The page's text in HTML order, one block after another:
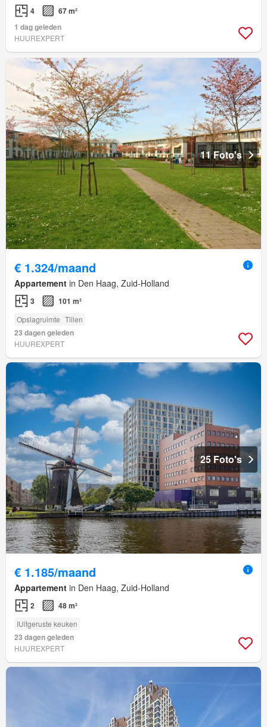
4
67 m²
1 dag geleden
HUUREXPERT
11 Foto's
€ 1.324/maand
Appartement in Den Haag, Zuid-Holland
3 101 m²
Opslagruimte Tillen
23 dagen geleden
HUUREXPERT
25 Foto's
€ 1.185/maand
Appartement in Den Haag, Zuid-Holland
2 48 m²
IUitgeruste keuken
23 dagen geleden
HUUREXPERT